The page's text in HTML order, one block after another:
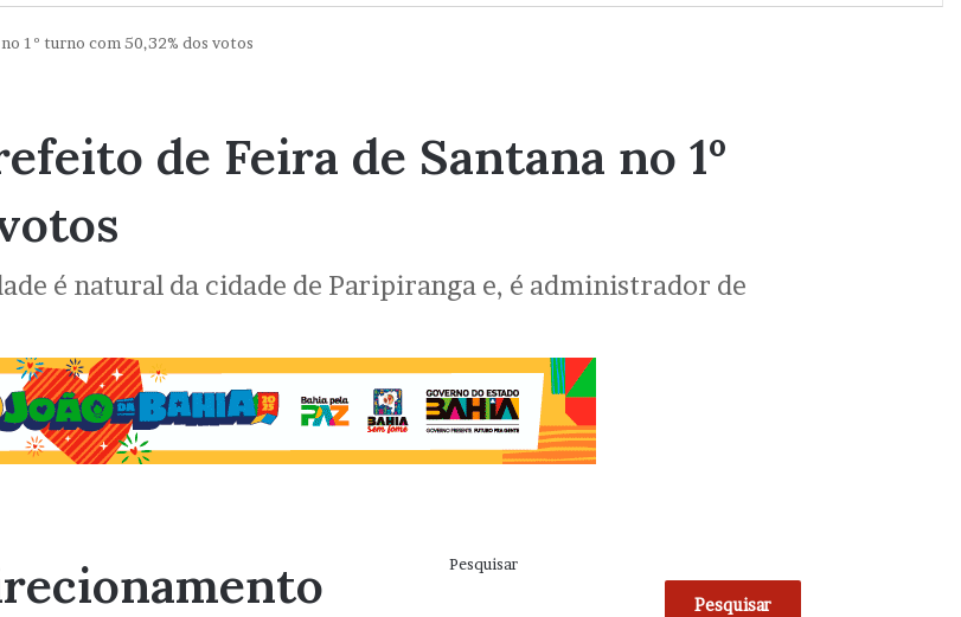
por
1º turno com 50,32% dos votos
de Feira de Santana no 1º
é natural da cidade de Paripiranga e, é administrador de
Pesquisar
Pesquisar